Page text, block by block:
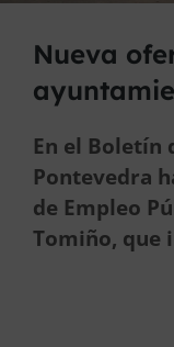
Nueva
En el Boletín
Pontevedra
de Empleo
Tomiño, que